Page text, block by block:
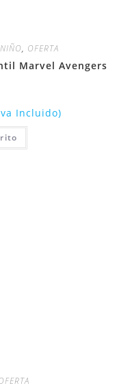
NIÑO, OFERTA
Marvel Avengers
Incluido)